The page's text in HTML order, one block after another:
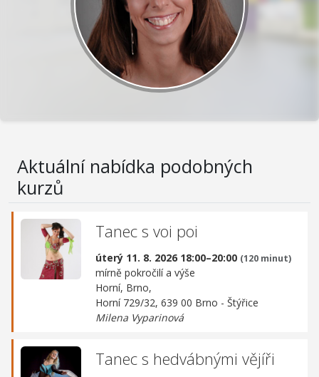
Aktuální nabídka podobných
kurzů
Tanec s voi poi
úterý 11. 8. 2026 18:00–20:00 (120 minut)
mírně pokročilí a výše
Horní, Brno,
Horní 729/32, 639 00 Brno - Štýřice
Milena Vyparinová
Tanec s hedvábnými vějíři